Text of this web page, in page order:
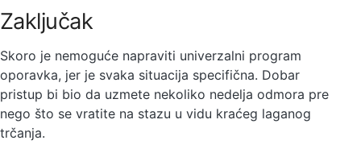
Zaključak
Skoro je nemoguće napraviti univerzalni program
oporavka, jer je svaka situacija specifična. Dobar
pristup bi bio da uzmete nekoliko nedelja odmora pre
nego što se vratite na stazu u vidu kraćeg laganog
trčanja.